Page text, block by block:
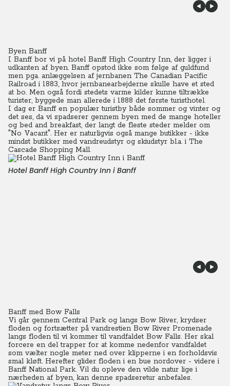
Byen Banff
I Banff bor vi på hotel Banff High Country Inn, der ligger i
udkanten af byen. Banff opstod ikke som følge af guldfund
men pga. anlæggelsen af jernbanen The Canadian Pacific
Railroad i 1883, hvor jernbanearbejderne skulle have et sted
at bo. Men også fordi stedets varme kilder kunne tiltrække
turister, byggede man allerede i 1888 det første turisthotel.
I dag er Banff en populær turistby både sommer og vinter og
det ses, da vi spadserer gennem byen med de mange hoteller
og bed and breakfast, der langt de fleste steder melder om
"No Vacant". Her er naturligvis også mange butikker - ikke
mindst butikker med vandreudstyr og skiudstyr bl.a. i The
Cascade Shopping Mall.
Hotel Banff High Country Inn i Banff
Banff med Bow Falls
Vi går gennem Central Park og langs Bow River, krydser
floden og fortsætter på vandrestien Bow River Promenade
langs floden til vi kommer til vandfaldet Bow Falls. Her skal
forcere en del trapper for at komme nedenfor vandfaldet
som vælter nogle meter ned over klipperne i en forholdsvis
smal kløft. Herefter glider floden i en bue nordover - videre i
Banff National Park. Vil du opleve den vilde natur lige i
nærheden af byen, kan denne spadseretur anbefales.